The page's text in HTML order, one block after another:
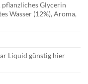
pflanzliches Glycerin
Wasser (12%), Aroma,
Liquid günstig hier